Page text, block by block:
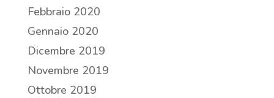
Febbraio 2020
Gennaio 2020
Dicembre 2019
Novembre 2019
Ottobre 2019